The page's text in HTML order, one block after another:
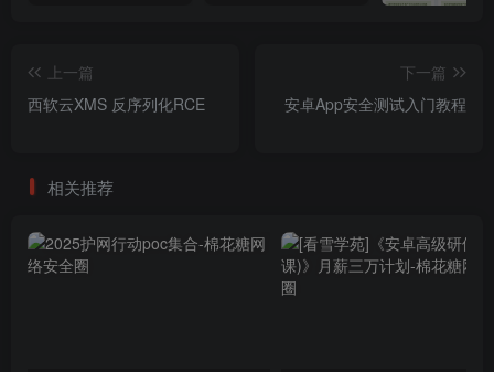
上一篇
西软云XMS 反序列化RCE
下一篇
安卓App安全测试入门教程
相关推荐